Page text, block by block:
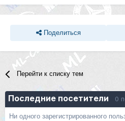
Поделиться
Перейти к списку тем
Последние посетители 0
Ни одного зарегистрированного